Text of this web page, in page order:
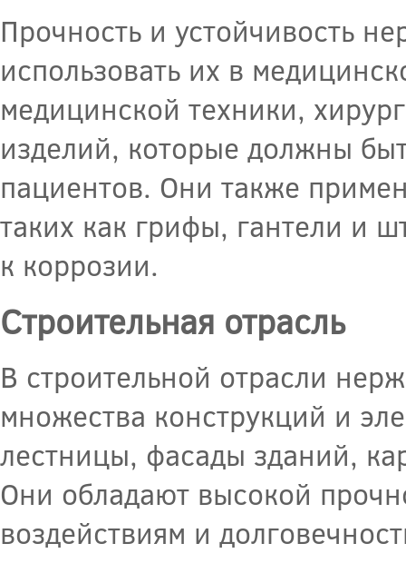
Прочность и устойчивость
использовать их в
медицинской техники,
изделий, которые должны
пациентов. Они также
таких как грифы, гантели и
к коррозии.
Строительная отрасль
В строительной отрасли
множества конструкций и
лестницы, фасады зданий,
Они обладают высокой
воздействиям и